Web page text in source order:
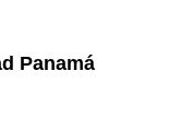
Panamá